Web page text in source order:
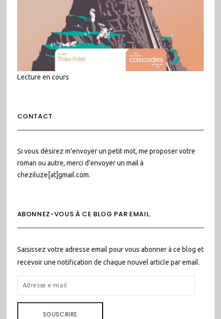
Lecture en cours
CONTACT
Si vous désirez m'envoyer un petit mot, me proposer votre
roman ou autre, merci d'envoyer un mail à
cheziluze[at]gmail.com.
ABONNEZ-VOUS À CE BLOG PAR EMAIL.
Saisissez votre adresse email pour vous abonner à ce blog et
recevoir une notification de chaque nouvel article par email.
ADRESSE
E-
SOUSCRIRE